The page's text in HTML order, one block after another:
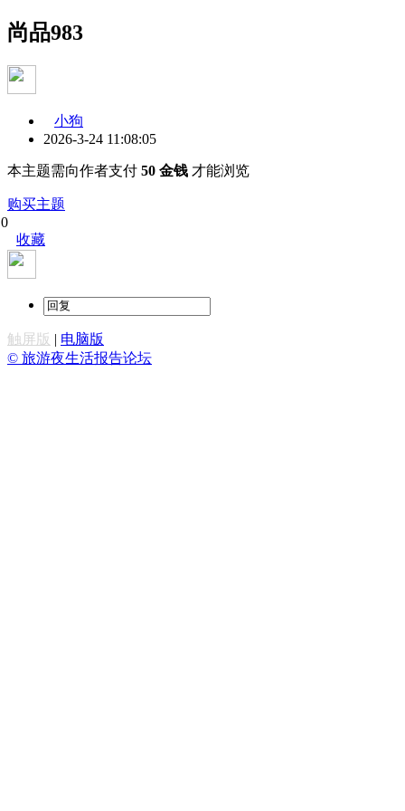
尚品983
小狗
2026-3-24 11:08:05
本主题需向作者支付 50 金钱 才能浏览
购买主题
0
收藏
触屏版 | 电脑版
© 旅游夜生活报告论坛